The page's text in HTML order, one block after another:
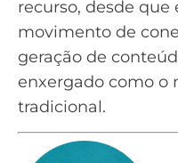
recurso, desde
movimento de
geração de
enxergado como o
tradicional.